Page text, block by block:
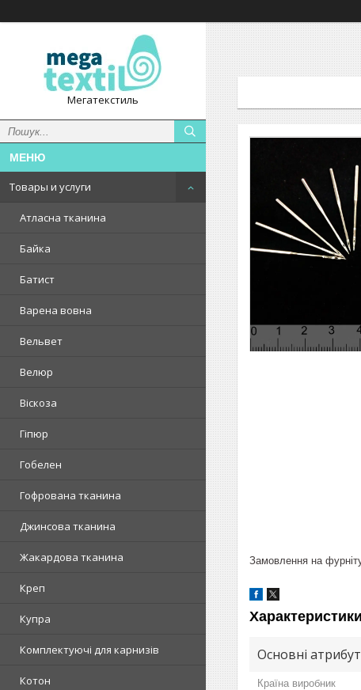
Мегатекстиль
Товары и услуги
Атласна тканина
Байка
Батист
Варена вовна
Вельвет
Велюр
Віскоза
Гіпюр
Гобелен
Гофрована тканина
Джинсова тканина
Жакардова тканина
Креп
Купра
Комплектуючі для карнизів
Котон
Замовлення на
Характеристики
Основні
Країна виробник